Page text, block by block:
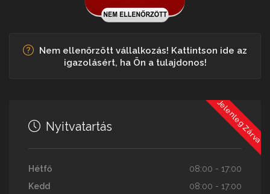
Nem ellenőrzött vállalkozás! Kattintson ide az
igazolásért, ha Ön a tulajdonos!
Jelenleg Zárva
Nyitvatartás
Hétfő
08:00 - 17:00
Kedd
08:00 - 17:00